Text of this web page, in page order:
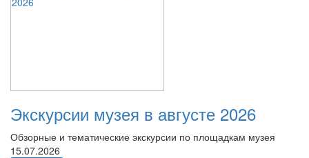
Экскурсии музея в августе 2026
Обзорные и тематические экскурсии по площадкам музея
15.07.2026